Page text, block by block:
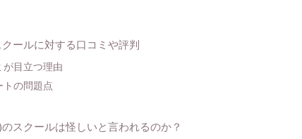
ールに対する口コミや評判
が目立つ理由
トの問題点
スクールは怪しいと言われるのか？